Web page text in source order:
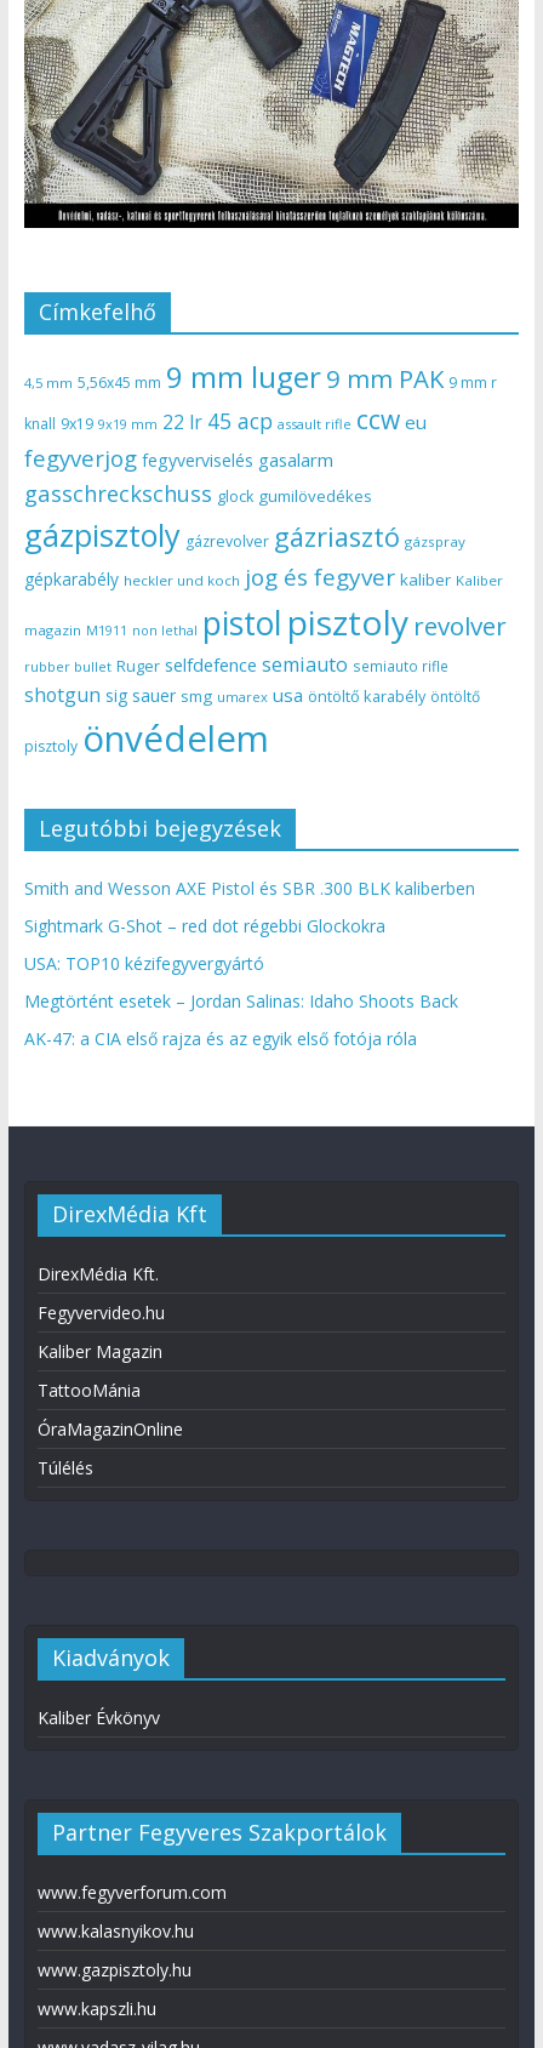
Címkefelhő
4,5 mm 5,56x45 mm 9 mm luger9 mm PAK 9 mm r
knall 9x19 9x19 mm 22 lr 45 acp assault rifle ccw eu
fegyverjog fegyverviselés gasalarm
gasschreckschuss glock gumilövedékes
gázpisztoly gázrevolver gázriasztó gázspray
gépkarabély heckler und koch jog és fegyver kaliber Kaliber
magazin M1911 non lethal pistol pisztoly revolver
rubber bullet Ruger selfdefence semiauto semiauto rifle
shotgun sig sauer smg umarex usa öntöltő karabély öntöltő
pisztoly önvédelem
Legutóbbi bejegyzések
Smith and Wesson AXE Pistol és SBR .300 BLK kaliberben
Sightmark G-Shot – red dot régebbi Glockokra
USA: TOP10 kézifegyvergyártó
Megtörtént esetek – Jordan Salinas: Idaho Shoots Back
AK-47: a CIA első rajza és az egyik első fotója róla
DirexMédia Kft
DirexMédia Kft.
Fegyvervideo.hu
Kaliber Magazin
TattooMánia
ÓraMagazinOnline
Túlélés
Kiadványok
Kaliber Évkönyv
Partner Fegyveres Szakportálok
www.fegyverforum.com
www.kalasnyikov.hu
www.gazpisztoly.hu
www.kapszli.hu